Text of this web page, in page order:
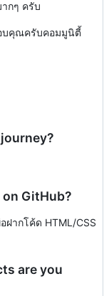
กๆ ครับ
บคุณครับคอมมูนิตี้
GitHub?
ฝากโค้ด HTML/CSS
are you